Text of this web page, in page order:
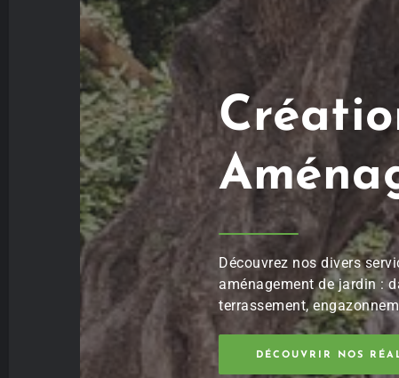
Découvrez nos divers
aménagement de jardin :
terrassement,
DÉCOUVRIR NOS